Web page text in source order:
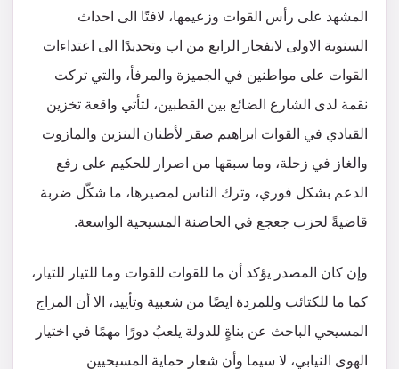
المشهد على رأس القوات وزعيمها، لافتًا الى احداث
السنوية الاولى لانفجار الرابع من اب وتحديدًا الى اعتداءات
القوات على مواطنين في الجميزة والمرفأ، والتي تركت
نقمة لدى الشارع الضائع بين القطبين، لتأتي واقعة تخزين
القيادي في القوات ابراهيم صقر لأطنان البنزين والمازوت
والغاز في زحلة، وما سبقها من اصرار للحكيم على رفع
الدعم بشكل فوري، وترك الناس لمصيرها، ما شكّل ضربة
قاضيةً لحزب جعجع في الحاضنة المسيحية الواسعة.
وإن كان المصدر يؤكد أن ما للقوات للقوات وما للتيار للتيار،
كما ما للكتائب وللمردة ايضًا من شعبية وتأييد، الا أن المزاج
المسيحي الباحث عن بناةٍ للدولة يلعبُ دورًا مهمًا في اختيار
الهوى النيابي، لا سيما وأن شعار حماية المسيحيين